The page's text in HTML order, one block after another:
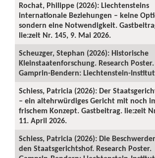
Rochat, Philippe (2026): Liechtensteins
internationale Beziehungen – keine
sondern eine Notwendigkeit.
lie:zeit Nr. 145, 9. Mai 2026.
Scheuzger, Stephan (2026): Historische
Kleinstaatenforschung. Research Poster.
Gamprin-Bendern: Liechtenstein-
Schiess, Patricia (2026): Der
– ein altehrwürdiges Gericht mit noch
frischem Konzept. Gastbeitrag. lie:zeit
11. April 2026.
Schiess, Patricia (2026): Die
den Staatsgerichtshof. Research Poster.